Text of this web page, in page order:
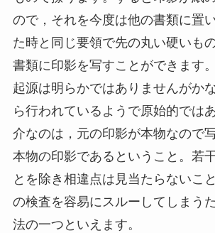
ので，それを今度は他の書類に置
た時と同じ要領で先の丸い硬いも
書類に印影を写すことができます。
起源は明らかではありませんがか
ら行われているようで原始的では
介なのは，元の印影が本物なので
本物の印影であるということ。若
とを除き相違点は見当たらないこ
の検査を容易にスルーしてしまう
法の一つといえます。